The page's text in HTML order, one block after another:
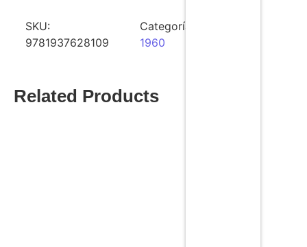
SKU:
9781937628109
Categoría:
1960
Related Products